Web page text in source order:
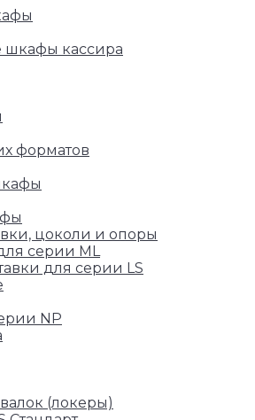
кассира
форматов
цоколи и опоры
серии ML
для серии LS
NP
(локеры)